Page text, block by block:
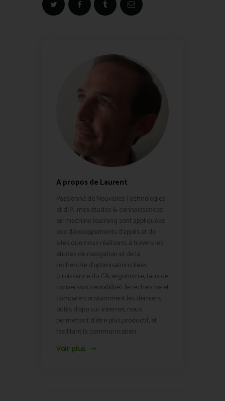
A propos de Laurent
Passionné de Nouvelles Technologies
et d'IA, mes études & connaissances
en machine learning sont appliquées
aux développements d'applis et de
sites que nous réalisons, à travers les
études de navigation et de la
recherche d'optimisations liées
(croissance du CA, ergonomie, taux de
conversion, rentabilité). Je recherche et
compare constamment les derniers
outils dispo sur internet, nous
permettant d'être plus productif, et
facilitant la communication.
Voir plus